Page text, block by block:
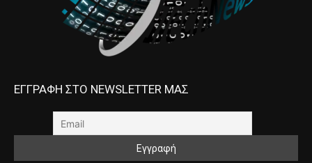
ΕΓΓΡΑΦΗ ΣΤΟ NEWSLETTER ΜΑΣ